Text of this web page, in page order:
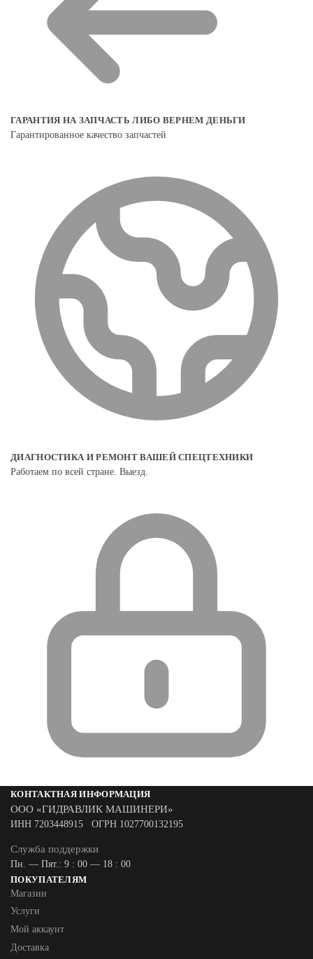
ГАРАНТИЯ НА ЗАПЧАСТЬ ЛИБО ВЕРНЕМ ДЕНЬГИ
Гарантированное качество запчастей
ДИАГНОСТИКА И РЕМОНТ ВАШЕЙ СПЕЦТЕХНИКИ
Работаем по всей стране. Выезд.
КОНТАКТНАЯ ИНФОРМАЦИЯ
ООО «ГИДРАВЛИК МАШИНЕРИ»
ИНН 7203448915 ОГРН 1027700132195
Служба поддержки
Пн. — Пят.: 9 : 00 — 18 : 00
ПОКУПАТЕЛЯМ
Магазин
Услуги
Мой аккаунт
Доставка